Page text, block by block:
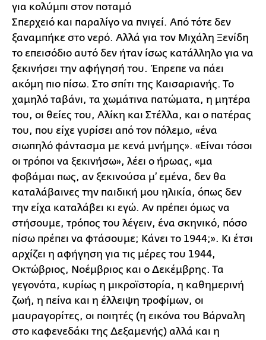
για κολύμπι στον ποταμό
Σπερχειό και παραλίγο να πνιγεί. Από τότε δεν
ξαναμπήκε στο νερό. Αλλά για τον Μιχάλη Ξενίδη
το επεισόδιο αυτό δεν ήταν ίσως κατάλληλο για να
ξεκινήσει την αφήγησή του. Έπρεπε να πάει
ακόμη πιο πίσω. Στο σπίτι της Καισαριανής. Το
χαμηλό ταβάνι, τα χωμάτινα πατώματα, η μητέρα
του, οι θείες του, Αλίκη και Στέλλα, και ο πατέρας
του, που είχε γυρίσει από τον πόλεμο, «ένα
σιωπηλό φάντασμα με κενά μνήμης». «Είναι τόσοι
οι τρόποι να ξεκινήσω», λέει ο ήρωας, «μα
φοβάμαι πως, αν ξεκινούσα μ’ εμένα, δεν θα
καταλάβαινες την παιδική μου ηλικία, όπως δεν
την είχα καταλάβει κι εγώ. Αν πρέπει όμως να
στήσουμε, τρόπος του λέγειν, ένα σκηνικό, πόσο
πίσω πρέπει να φτάσουμε; Κάνει το 1944;». Κι έτσι
αρχίζει η αφήγηση για τις μέρες του 1944,
Οκτώβριος, Νοέμβριος και ο Δεκέμβρης. Τα
γεγονότα, κυρίως η μικροϊστορία, η καθημερινή
ζωή, η πείνα και η έλλειψη τροφίμων, οι
μαυραγορίτες, οι ποιητές (η εικόνα του Βάρναλη
στο καφενεδάκι της Δεξαμενής) αλλά και η